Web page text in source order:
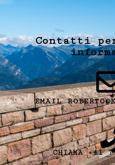
Contatti
EMAIL
CHIAMA +41